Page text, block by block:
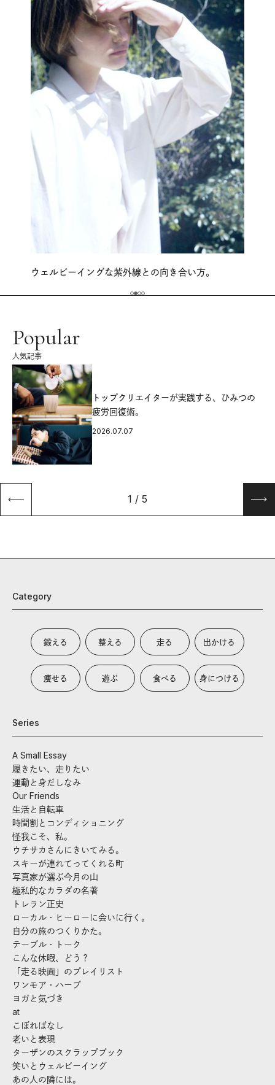
ウェルビーイングな紫外線との向き合い方。
Popular
人気記事
トップクリエイターが実践する、ひみつの
疲労回復術。
2026.07.07
1 / 5
Category
鍛える 整える 走る 出かける
痩せる 遊ぶ 食べる 身につける
Series
A Small Essay
履きたい、走りたい
運動と身だしなみ
Our Friends
生活と自転車
時間割とコンディショニング
怪我こそ、私。
ウチサカさんにきいてみる。
スキーが連れてってくれる町
写真家が選ぶ今月の山
極私的なカラダの名著
トレラン正史
ローカル・ヒーローに会いに行く。
自分の旅のつくりかた。
テーブル・トーク
こんな休暇、どう？
「走る映画」のプレイリスト
ワンモア・ハーブ
ヨガと気づき
at
こぼればなし
老いと表現
ターザンのスクラップブック
笑いとウェルビーイング
あの人の隣には。